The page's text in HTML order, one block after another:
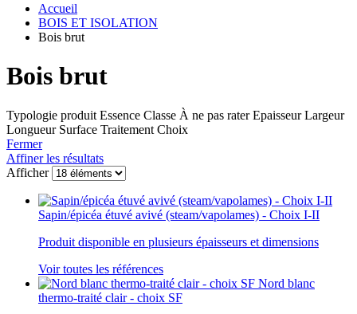
Accueil
BOIS ET ISOLATION
Bois brut
Bois brut
Typologie produit Essence Classe À ne pas rater Epaisseur Largeur
Longueur Surface Traitement Choix
Fermer
Affiner les résultats
Afficher
Sapin/épicéa étuvé avivé (steam/vapolames) - Choix I-II
Produit disponible en plusieurs épaisseurs et dimensions
Voir toutes les références
Nord blanc
thermo-traité clair - choix SF